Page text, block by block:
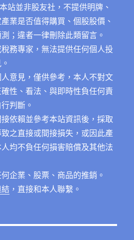
站並非股友社，不提供明牌、
業是否值得購買、個股股價、
；違者一律刪除此類留言。
務專家，無法提供任何個人投
意見，僅供參考，本人不對文
性、看法、與即時性負任何責
判斷。
依賴並參考本站資訊後，採取
之直接或間接損失，或因此產
均不負任何損害賠償及其他法
企業、股票、商品的推銷。
，直接和本人聯繫。